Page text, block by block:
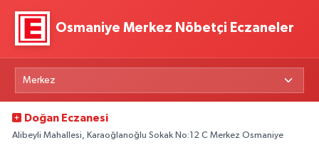
Osmaniye Merkez Nöbetçi Eczaneler
Doğan Eczanesi
Alibeyli Mahallesi, Karaoğlanoğlu Sokak No:12 C Merkez Osmaniye